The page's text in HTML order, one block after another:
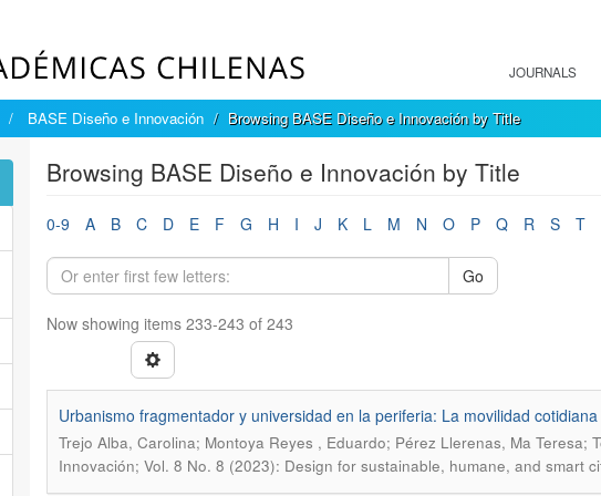
JOURNALS
BASE Diseño e Innovación Browsing BASE Diseño e Innovación by Title
Browsing BASE Diseño e Innovación by Title
0-9 A B C D E F G H I J K L M N O P Q R S T
Go
Now showing items 233-243 of 243
Urbanismo fragmentador y universidad en la periferia: La movilidad
Trejo Alba, Carolina; Montoya Reyes , Eduardo; Pérez Llerenas, Ma Teresa;
Innovación; Vol. 8 No. 8 (2023): Design for sustainable, humane, and smart